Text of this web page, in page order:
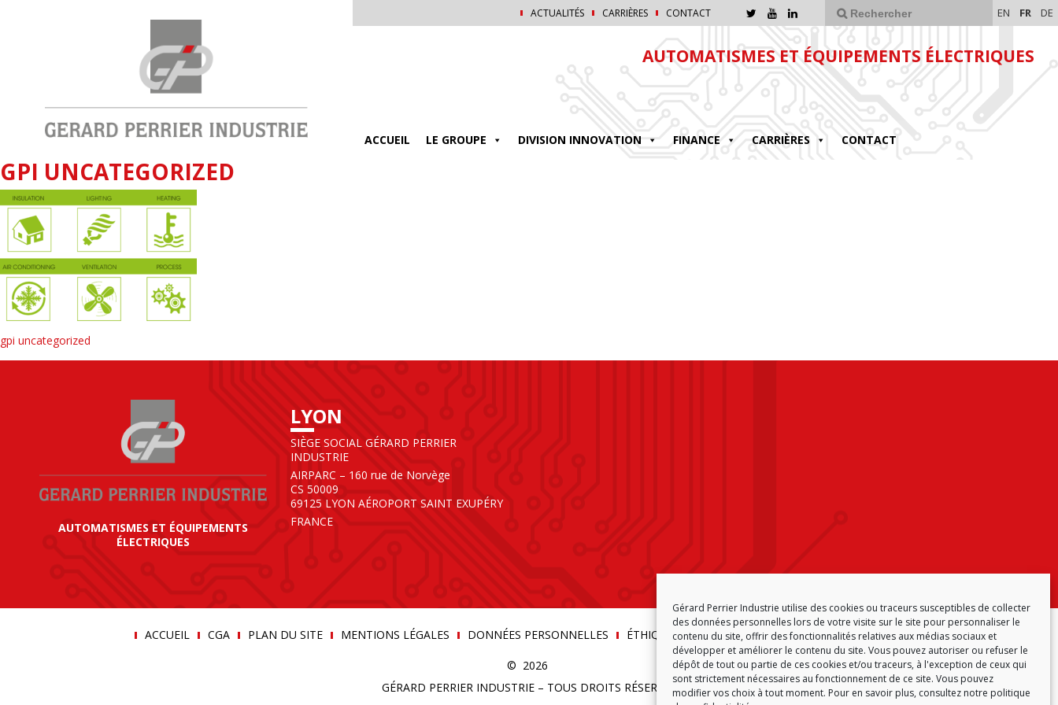
Gérard Perrier Industrie utilise des cookies ou traceurs susceptibles de collecter
des données personnelles lors de votre visite sur le site pour personnaliser le
contenu du site, offrir des fonctionnalités relatives aux médias sociaux et
développer et améliorer le contenu du site. Vous pouvez autoriser ou refuser le
dépôt de tout ou partie de ces cookies et/ou traceurs, à l'exception de ceux qui
sont strictement nécessaires au fonctionnement de ce site. Vous pouvez
modifier vos choix à tout moment. Pour en savoir plus, consultez notre politique
ACTUALITÉS CARRIÈRES CONTACT EN FR DE
AUTOMATISMES ET ÉQUIPEMENTS ÉLECTRIQUES
ACCUEIL LE GROUPE DIVISION INNOVATION FINANCE CARRIÈRES CONTACT
GPI UNCATEGORIZED
gpi uncategorized
AUTOMATISMES ET ÉQUIPEMENTS
ÉLECTRIQUES
LYON
SIÈGE SOCIAL GÉRARD PERRIER
INDUSTRIE
AIRPARC – 160 rue de Norvège
CS 50009
69125 LYON AÉROPORT SAINT EXUPÉRY
FRANCE
ACCUEIL CGA PLAN DU SITE MENTIONS LÉGALES DONNÉES PERSONNELLES ÉTHIQUE & CONFORMITÉ POLITIQUE DE COOKIES (EU)
© 2026
GÉRARD PERRIER INDUSTRIE – TOUS DROITS RÉSERVÉS